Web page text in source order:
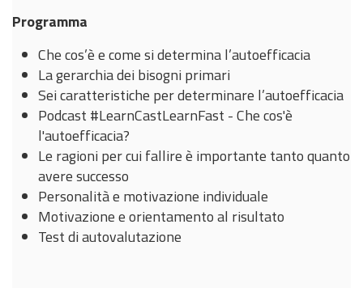
Programma
Che cos’è e come si determina l’autoefficacia
La gerarchia dei bisogni primari
Sei caratteristiche per determinare l’autoefficacia
Podcast #LearnCastLearnFast - Che cos'è
l'autoefficacia?
Le ragioni per cui fallire è importante tanto quanto
avere successo
Personalità e motivazione individuale
Motivazione e orientamento al risultato
Test di autovalutazione